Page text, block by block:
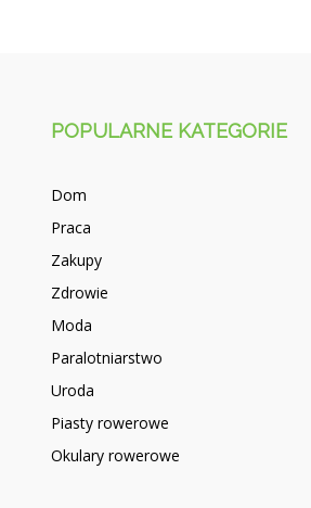
POPULARNE KATEGORIE
Dom
Praca
Zakupy
Zdrowie
Moda
Paralotniarstwo
Uroda
Piasty rowerowe
Okulary rowerowe